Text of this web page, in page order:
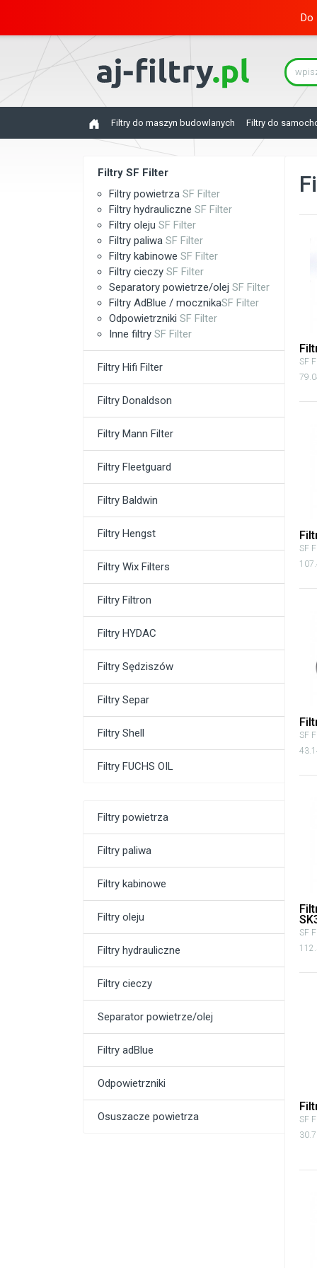
Do
Filtry do maszyn budowlanych Filtry do
Filtry SF Filter
Filtry powietrza SF Filter
Filtry hydrauliczne SF Filter
Filtry oleju SF Filter
Filtry paliwa SF Filter
Filtry kabinowe SF Filter
Filtry cieczy SF Filter
Separatory powietrze/olej SF Filter
Filtry AdBlue / mocznikaSF Filter
Odpowietrzniki SF Filter
Inne filtry SF Filter
Filtry Hifi Filter
Filtry Donaldson
Filtry Mann Filter
Filtry Fleetguard
Filtry Baldwin
Filtry Hengst
Filtry Wix Filters
Filtry Filtron
Filtry HYDAC
Filtry Sędziszów
Filtry Separ
Filtry Shell
Filtry FUCHS OIL
Filtry powietrza
Filtry paliwa
Filtry kabinowe
Filtry oleju
Filtry hydrauliczne
Filtry cieczy
Separator powietrze/olej
Filtry adBlue
Odpowietrzniki
Osuszacze powietrza
SF
SF
SF
SF
SF
30.7